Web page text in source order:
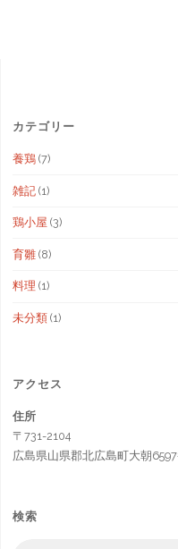
カテゴリー
養鶏(7)
雑記(1)
鶏小屋 (3)
育雛(8)
料理 (1)
未分類(1)
アクセス
住所
〒731-2104
広島県山県郡北広島町大朝
検索